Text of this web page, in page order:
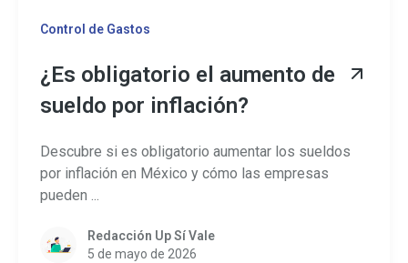
Control de Gastos
¿Es obligatorio el aumento de
sueldo por inflación?
Descubre si es obligatorio aumentar los sueldos
por inflación en México y cómo las empresas
pueden ...
Redacción Up Sí Vale
5 de mayo de 2026